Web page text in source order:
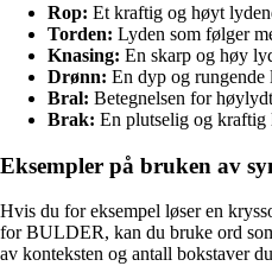
Rop: Et kraftig og høyt
Torden: Lyden som følger
Knasing: En skarp og høy
Drønn: En dyp og rungende
Bral: Betegnelsen for
Brak: En plutselig og kraftig
Eksempler på bruken av
Hvis du for eksempel løser en
for BULDER, kan du bruke ord
av konteksten og antall bokstaver